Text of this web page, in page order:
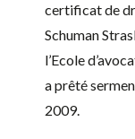
certificat de
Schuman
l’Ecole
a prêté
2009.